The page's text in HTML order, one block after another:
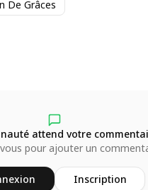
De Grâces
attend votre
pour ajouter un
Inscription